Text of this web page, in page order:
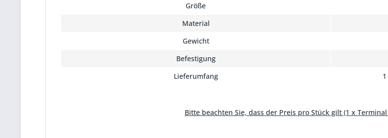
Größe
Material
Gewicht
Befestigung
Lieferumfang
Bitte beachten Sie, dass der Preis pro Stück gilt (1 x